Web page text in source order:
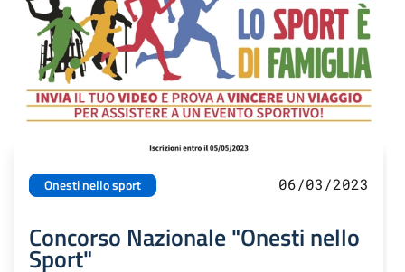
Onesti nello sport 06/03/2023
Concorso Nazionale "Onesti nello
Sport"